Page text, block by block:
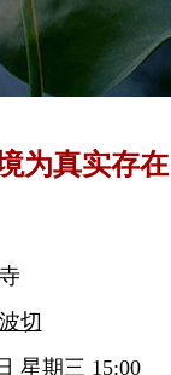
为真实存在
切
星期三 15:00